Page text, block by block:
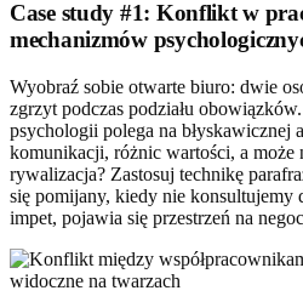
Case study #1: Konflikt w
mechanizmów
Wyobraź sobie otwarte biuro: dwie
zgrzyt podczas podziału
psychologii polega na
komunikacji, różnic wartości, a może
rywalizacja? Zastosuj technikę
się pomijany, kiedy nie
impet, pojawia się przestrzeń na